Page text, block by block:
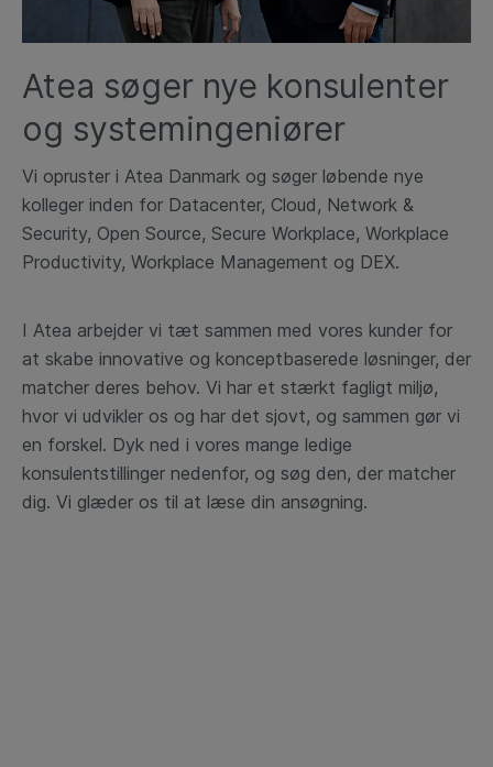
Atea søger nye konsulenter
og systemingeniører
Vi opruster i Atea Danmark og søger løbende nye
kolleger inden for Datacenter, Cloud, Network &
Security, Open Source, Secure Workplace, Workplace
Productivity, Workplace Management og DEX.
I Atea arbejder vi tæt sammen med vores kunder for
at skabe innovative og konceptbaserede løsninger, der
matcher deres behov. Vi har et stærkt fagligt miljø,
hvor vi udvikler os og har det sjovt, og sammen gør vi
en forskel. Dyk ned i vores mange ledige
konsulentstillinger nedenfor, og søg den, der matcher
dig. Vi glæder os til at læse din ansøgning.